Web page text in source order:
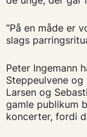
“På en måde er
slags
Peter Ingemann
Steppeulvene
Larsen og
gamle publikum
koncerter, fordi